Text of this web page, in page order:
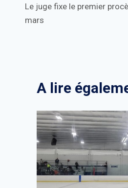
de
Le juge fixe le premier
mars
A lire